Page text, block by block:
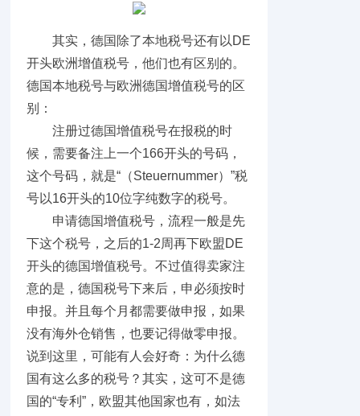
其实，德国除了本地税号还有以DE
开头欧洲增值税号，他们也有区别的。
德国本地税号与欧洲德国增值税号的区
别：
注册过德国增值税号在报税的时
候，需要备注上一个166开头的号码，
这个号码，就是“（Steuernummer）”税
号以16开头的10位字纯数字的税号。
申请德国增值税号，流程一般是先
下这个税号，之后的1-2周再下欧盟DE
开头的德国增值税号。不过值得卖家注
意的是，德国税号下来后，申必须按时
申报。并且每个月都需要做申报，如果
没有海外仓销售，也要记得做零申报。
说到这里，可能有人会好奇：为什么德
国有这么多的税号？其实，这可不是德
国的“专利”，欧盟其他国家也有，如法